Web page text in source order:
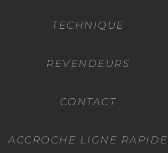
TECHNIQUE
REVENDEURS
CONTACT
ACCROCHE LIGNE RAPIDE